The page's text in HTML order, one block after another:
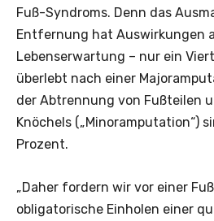
Fuß-Syndroms. Denn das
Entfernung hat Auswirkungen
Lebenserwartung – nur ein
überlebt nach einer
der Abtrennung von Fußteilen
Knöchels („Minoramputation“)
Prozent.
„Daher fordern wir vor einer
obligatorische Einholen einer